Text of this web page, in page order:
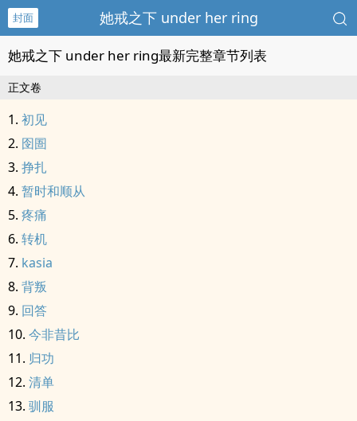
封面 她戒之下 under her ring
她戒之下 under her ring最新完整章节列表
正文卷
初见
囹圄
挣扎
暂时和顺从
疼痛
转机
kasia
背叛
回答
今非昔比
归功
清单
驯服